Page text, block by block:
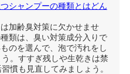
シャンプーの種類とはどん
加齢臭対策に欠かせませ
類は、臭い対策成分入りで
のを選んで、泡で汚れをし
。すすぎ残しや生乾きは禁
慣も見直してみましょう。